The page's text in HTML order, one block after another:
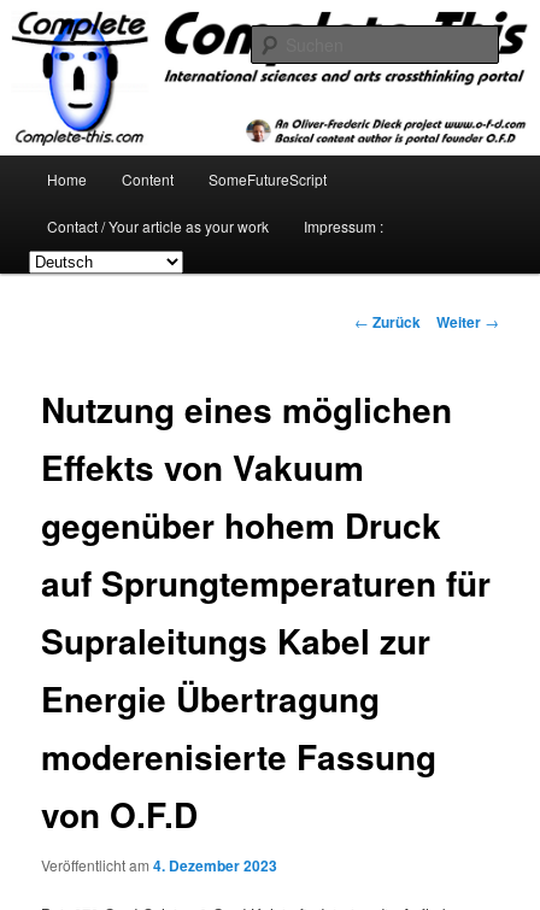
Zum
Inhalt
wechseln
complete-this.com : international
sciences and arts crossthinking
portal
Home Content SomeFutureScript
Contact / Your article as your work Impressum :
Beitrags-
← Zurück Weiter →
Nutzung eines möglichen
Effekts von Vakuum
gegenüber hohem Druck
auf Sprungtemperaturen für
Supraleitungs Kabel zur
Energie Übertragung
moderenisierte Fassung
von O.F.D
Veröffentlicht am4. Dezember 2023